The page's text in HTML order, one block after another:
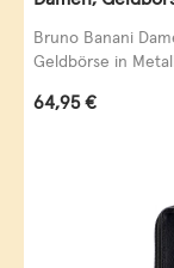
Leder, schwarz-
Bruno Banani
Geldbörse in
Regulärer Preis:
64,95 €